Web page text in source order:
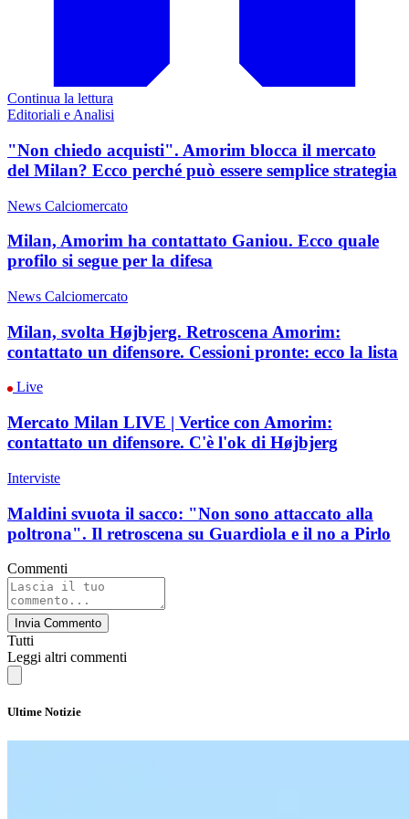
Continua la lettura
Editoriali e Analisi
"Non chiedo acquisti". Amorim blocca il mercato
del Milan? Ecco perché può essere semplice strategia
News Calciomercato
Milan, Amorim ha contattato Ganiou. Ecco quale
profilo si segue per la difesa
News Calciomercato
Milan, svolta Højbjerg. Retroscena Amorim:
contattato un difensore. Cessioni pronte: ecco la lista
Live
Mercato Milan LIVE | Vertice con Amorim:
contattato un difensore. C'è l'ok di Højbjerg
Interviste
Maldini svuota il sacco: "Non sono attaccato alla
poltrona". Il retroscena su Guardiola e il no a Pirlo
Commenti
Invia Commento
Tutti
Leggi altri commenti
Ultime Notizie